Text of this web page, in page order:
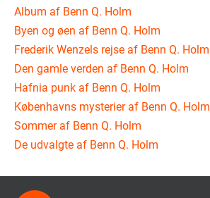
Album af Benn Q. Holm
Byen og øen af Benn Q. Holm
Frederik Wenzels rejse af Benn Q. Holm
Den gamle verden af Benn Q. Holm
Hafnia punk af Benn Q. Holm
Københavns mysterier af Benn Q. Holm
Sommer af Benn Q. Holm
De udvalgte af Benn Q. Holm